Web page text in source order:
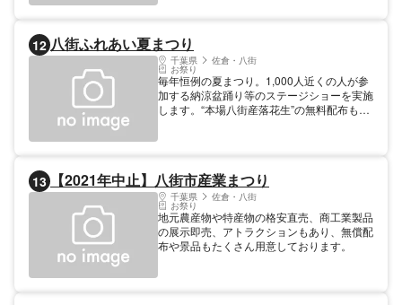
12 八街ふれあい夏まつり
千葉県 佐倉・八街
お祭り
毎年恒例の夏まつり。1,000人近くの人が参
加する納涼盆踊り等のステージショーを実施
します。“本場八街産落花生”の無料配布もあ
13 【2021年中止】八街市産業まつり
千葉県 佐倉・八街
お祭り
地元農産物や特産物の格安直売、商工業製品
の展示即売、アトラクションもあり、無償配
布や景品もたくさん用意しております。